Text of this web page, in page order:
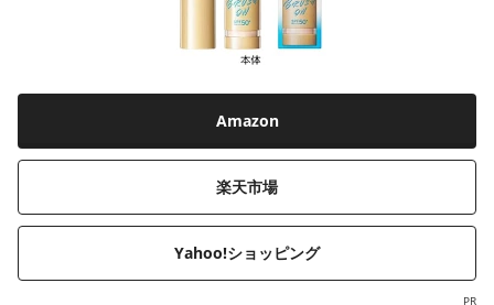
Amazon
楽天市場
Yahoo!ショッピング
PR